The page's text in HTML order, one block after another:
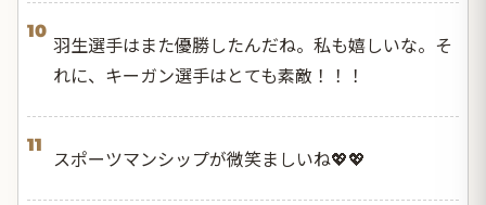
10
羽生選手はまた優勝したんだね。私も嬉しいな。そ
れに、キーガン選手はとても素敵！！！
11
スポーツマンシップが微笑ましいね💖💖